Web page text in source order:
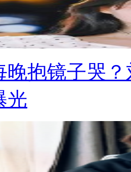
晚抱镜子哭
光